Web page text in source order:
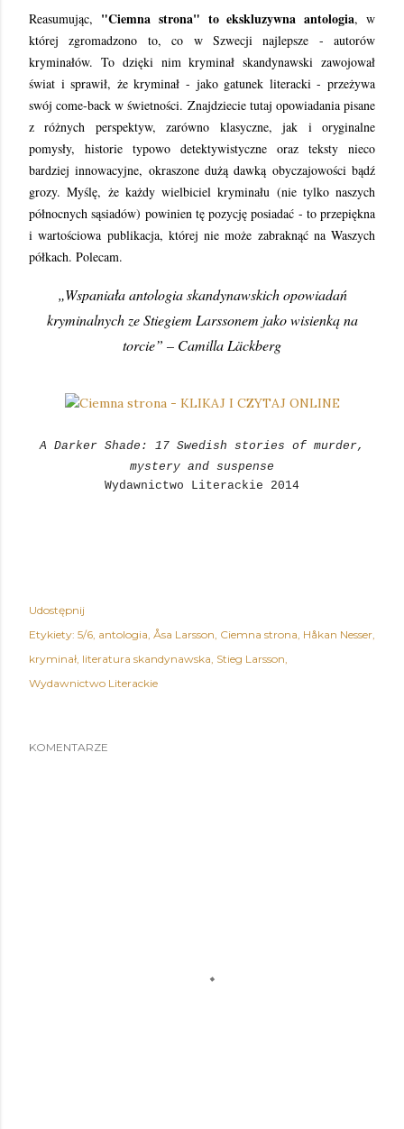
Reasumując, "Ciemna strona" to ekskluzywna antologia, w
której zgromadzono to, co w Szwecji najlepsze - autorów
kryminałów. To dzięki nim kryminał skandynawski zawojował
świat i sprawił, że kryminał - jako gatunek literacki - przeżywa
swój come-back w świetności. Znajdziecie tutaj opowiadania pisane
z różnych perspektyw, zarówno klasyczne, jak i oryginalne
pomysły, historie typowo detektywistyczne oraz teksty nieco
bardziej innowacyjne, okraszone dużą dawką obyczajowości bądź
grozy. Myślę, że każdy wielbiciel kryminału (nie tylko naszych
północnych sąsiadów) powinien tę pozycję posiadać - to przepiękna
i wartościowa publikacja, której nie może zabraknąć na Waszych
półkach. Polecam.
„Wspaniała antologia skandynawskich opowiadań
kryminalnych ze Stiegiem Larssonem jako wisienką na
torcie” – Camilla Läckberg
A Darker Shade: 17 Swedish stories of murder,
mystery and suspense
Wydawnictwo Literackie 2014
Udostępnij
Etykiety: 5/6 antologia Åsa Larsson Ciemna strona Håkan Nesser
kryminał literatura skandynawska Stieg Larsson
Wydawnictwo Literackie
KOMENTARZE